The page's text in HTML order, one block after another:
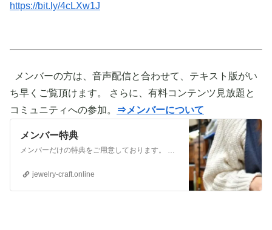
https://bit.ly/4cLXw1J
メンバーの方は、音声配信と合わせて、テキスト版がい
ち早くご覧頂けます。 さらに、有料コンテンツ見放題と
コミュニティへの参加。
⇒メンバーについて
メンバー特典
jewelry-craft.online